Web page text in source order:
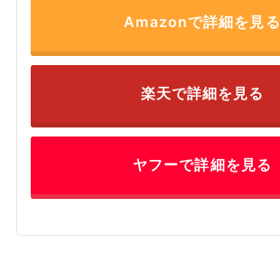
Amazonで詳細を見る
楽天で詳細を見る
ヤフーで詳細を見る